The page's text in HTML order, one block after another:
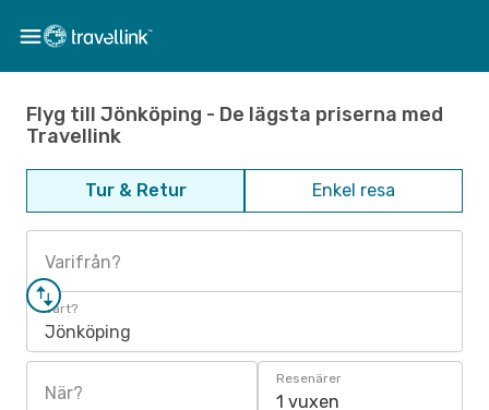
Flyg till Jönköping - De lägsta priserna med
Travellink
Tur & Retur Enkel resa
Varifrån?
Vart?
Jönköping
När?
Resenärer
1 vuxen